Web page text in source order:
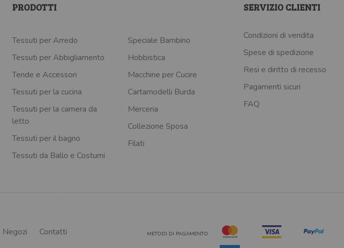
PRODOTTI
Tessuti per Arredo
Tessuti per Abbigliamento
Tende e Accessori
Tessuti per la cucina
Tessuti per la camera da
letto
Tessuti per il bagno
Tessuti da Ballo e Costumi
Speciale Bambino
Hobbistica
Macchine per Cucire
Cartamodelli Burda
Merceria
Collezione Sposa
Filati
SERVIZIO CLIENTI
Condizioni di vendita
Spese di spedizione
Resi e diritto di recesso
Pagamenti sicuri
FAQ
Negozi Contatti METODI DI PAGAMENTO